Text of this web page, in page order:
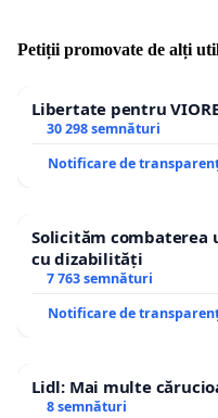
Petiții promovate de alți
Libertate pentru
30 298 semnături
Notificare de
Solicităm combaterea
cu dizabilități
7 763 semnături
Notificare de
Lidl: Mai multe
8 semnături